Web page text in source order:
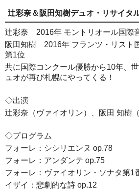
辻󠄀彩奈＆阪田知樹デュオ・リサイタ
辻󠄀彩奈 2016年 モントリオール国際
阪田知樹 2016年 フランツ・リスト
第1位
共に国際コンクール優勝から10年、
ュオが再び札幌にやってくる！
◇出演
辻󠄀彩奈 （ヴァイオリン）、阪田 知樹
◇プログラム
フォーレ：シシリエンヌ op.78
フォーレ：アンダンテ op.75
フォーレ：ヴァイオリン・ソナタ第1
イザイ：悲劇的な詩 op.12